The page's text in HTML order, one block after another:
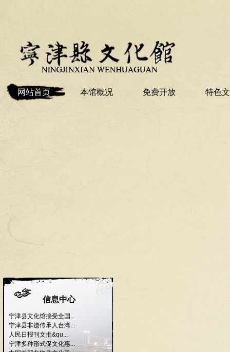
网站首页 本馆概况 免费开放 特色
信息中心
宁津县文化馆接受全国...
宁津县非遗传承人台湾...
人民日报刊文批&qu...
宁津多种形式促文化惠...